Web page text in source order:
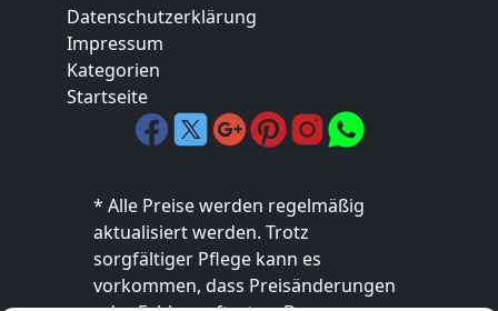
Datenschutzerklärung
Impressum
Kategorien
Startseite
* Alle Preise werden regelmäßig
aktualisiert werden. Trotz
sorgfältiger Pflege kann es
vorkommen, dass Preisänderungen